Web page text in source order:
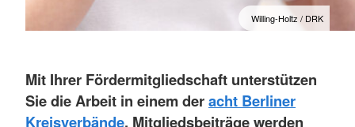
Willing-Holtz / DRK
Mit Ihrer Fördermitgliedschaft unterstützen
Sie die Arbeit in einem deracht Berliner
Kreisverbände. Mitgliedsbeiträge werden